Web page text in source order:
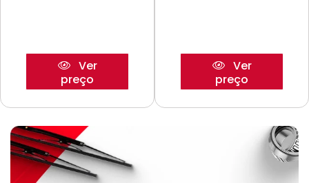
Ver
preço
Ver
preço